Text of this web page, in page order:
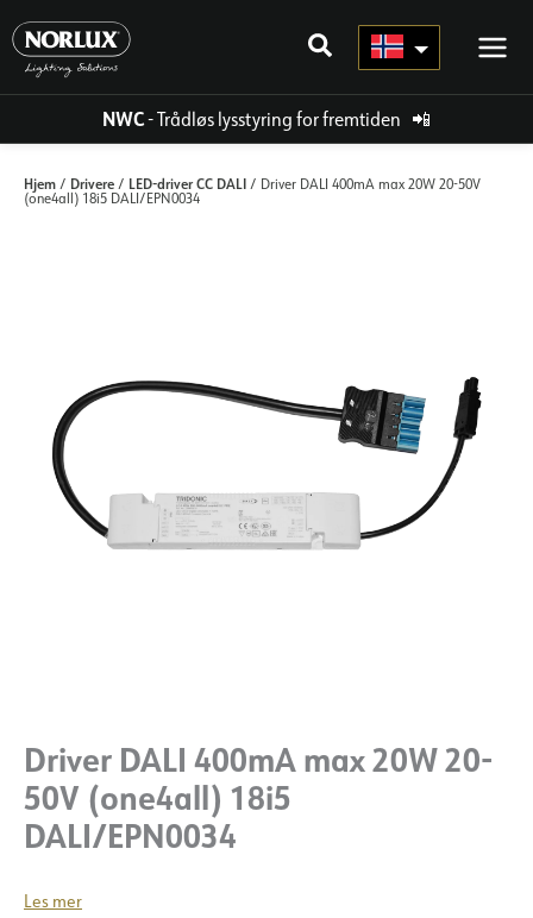
rett
innholdet
NWC- Trådløs lysstyring for fremtiden 📲
Hjem / Drivere / LED-driver CC DALI / Driver DALI 400mA max 20W 20-50V
(one4all) 18i5 DALI/EPN0034
Driver DALI 400mA max 20W 20-
50V (one4all) 18i5
DALI/EPN0034
Les mer